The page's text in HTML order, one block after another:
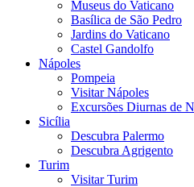
Museus do Vaticano
Basílica de São Pedro
Jardins do Vaticano
Castel Gandolfo
Nápoles
Pompeia
Visitar Nápoles
Excursões Diurnas de
Sicília
Descubra Palermo
Descubra Agrigento
Turim
Visitar Turim